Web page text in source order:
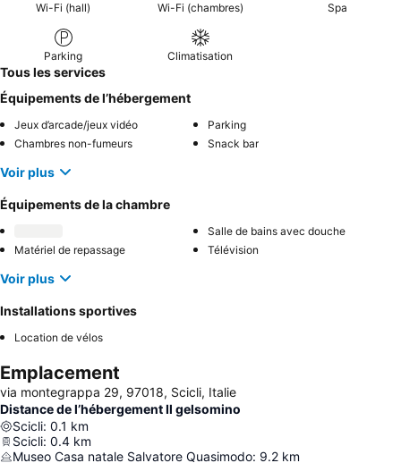
Wi-Fi (hall) Wi-Fi (chambres) Spa
Parking Climatisation
Tous les services
Équipements de l’hébergement
Jeux d’arcade/jeux vidéo
Parking
Chambres non-fumeurs
Snack bar
Voir plus
Équipements de la chambre
Salle de bains avec douche
Matériel de repassage
Télévision
Voir plus
Installations sportives
Location de vélos
Emplacement
via montegrappa 29, 97018, Scicli, Italie
Distance de l’hébergement Il gelsomino
Scicli: 0.1 km
Scicli: 0.4 km
Museo Casa natale Salvatore Quasimodo: 9.2 km